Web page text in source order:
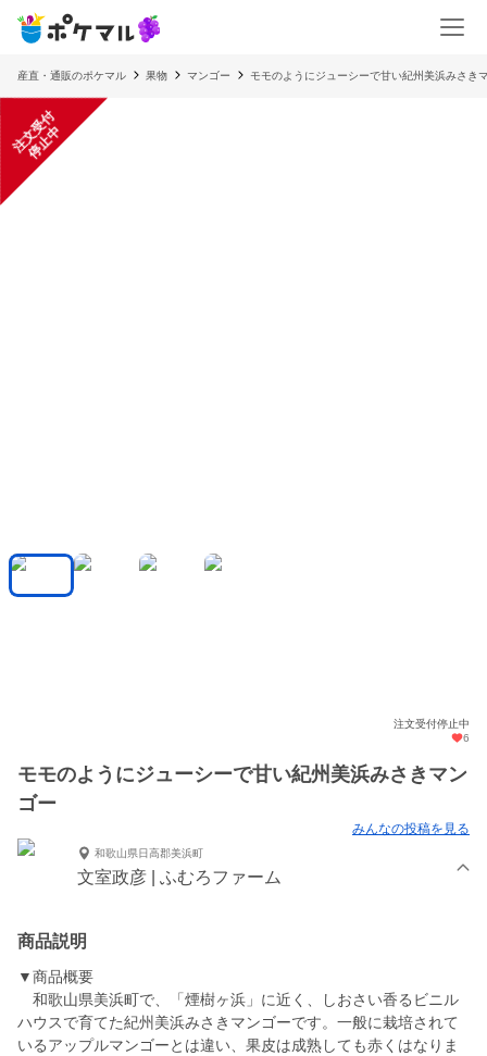
産直・通販のポケマル 果物 マンゴー モモのようにジューシーで甘い紀州美浜みさき
注
文
受
付
停
止
中
注文受付停止中
6
モモのようにジューシーで甘い紀州美浜みさきマン
ゴー
みんなの投稿を見る
和歌山県日高郡美浜町
文室政彦 | ふむろファーム
商品説明
▼商品概要
和歌山県美浜町で、「煙樹ヶ浜」に近く、しおさい香るビニル
ハウスで育てた紀州美浜みさきマンゴーです。一般に栽培されて
いるアップルマンゴーとは違い、果皮は成熟しても赤くはなりま